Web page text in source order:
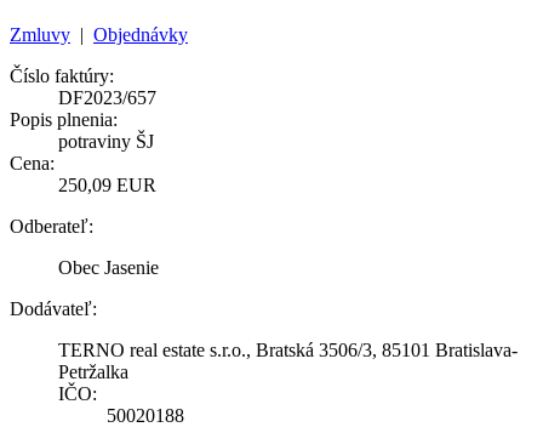
Zmluvy | Objednávky
Číslo faktúry:
DF2023/657
Popis plnenia:
potraviny ŠJ
Cena:
250,09 EUR
Odberateľ:
Obec Jasenie
Dodávateľ:
TERNO real estate s.r.o., Bratská 3506/3, 85101 Bratislava-
Petržalka
IČO:
50020188